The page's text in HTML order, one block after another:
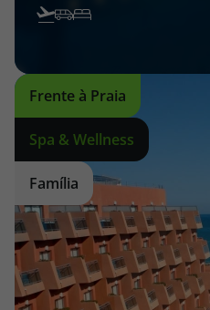
Frente à Praia
Spa & Wellness
Família